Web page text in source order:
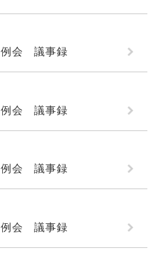
例会 議事録
例会 議事録
例会 議事録
例会 議事録